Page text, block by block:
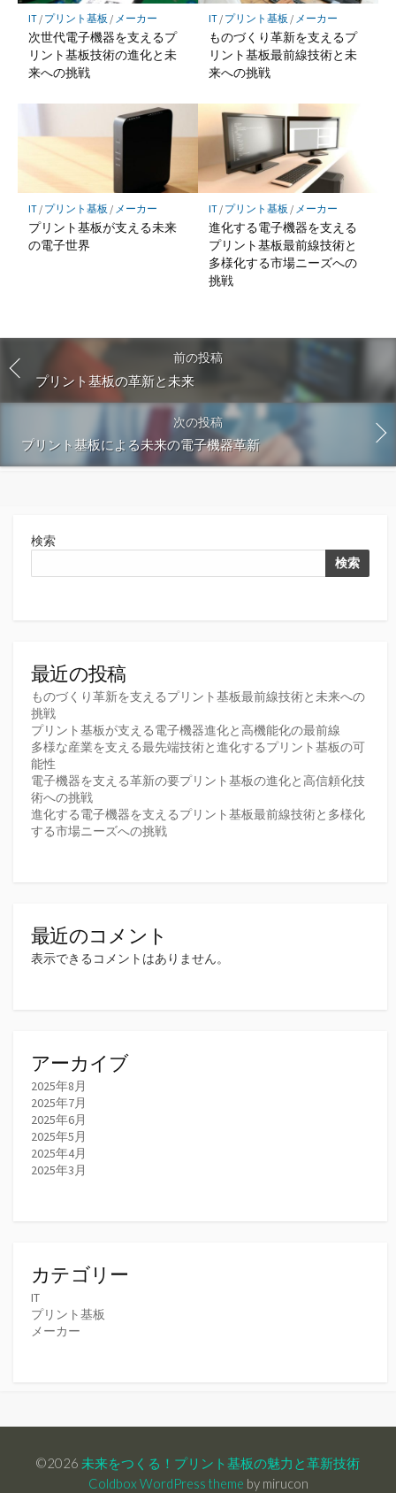
IT/ プリント基板 / メーカー
次世代電子機器を支えるプ
リント基板技術の進化と未
来への挑戦
IT/ プリント基板 / メーカー
ものづくり革新を支えるプ
リント基板最前線技術と未
来への挑戦
IT/ プリント基板 / メーカー
プリント基板が支える未来
の電子世界
IT/ プリント基板 / メーカー
進化する電子機器を支える
プリント基板最前線技術と
多様化する市場ニーズへの
挑戦
前の投稿
プリント基板の革新と未来
次の投稿
プリント基板による未来の電子機器革新
検索
検索
最近の投稿
ものづくり革新を支えるプリント基板最前線技術と未来への
挑戦
プリント基板が支える電子機器進化と高機能化の最前線
多様な産業を支える最先端技術と進化するプリント基板の可
能性
電子機器を支える革新の要プリント基板の進化と高信頼化技
術への挑戦
進化する電子機器を支えるプリント基板最前線技術と多様化
する市場ニーズへの挑戦
最近のコメント
表示できるコメントはありません。
アーカイブ
2025年8月
2025年7月
2025年6月
2025年5月
2025年4月
2025年3月
カテゴリー
IT
プリント基板
メーカー
©2026 未来をつくる！プリント基板の魅力と革新技術
Coldbox WordPress theme by mirucon